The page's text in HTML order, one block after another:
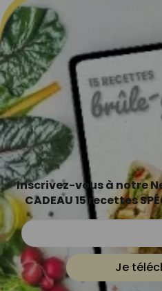
Inscrivez-vous à notre
CADEAU 15 recettes
Je